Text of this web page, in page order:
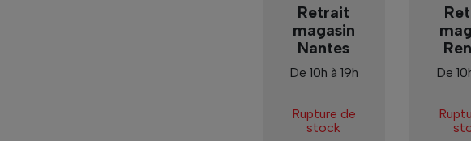
Retrait
magasin
Nantes
De 10h à 19h
Rupture de
stock
De